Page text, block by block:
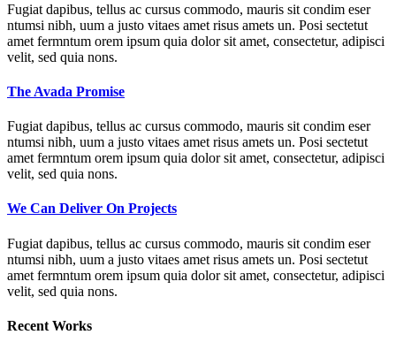
Fugiat dapibus, tellus ac cursus commodo, mauris sit condim eser
ntumsi nibh, uum a justo vitaes amet risus amets un. Posi sectetut
amet fermntum orem ipsum quia dolor sit amet, consectetur, adipisci
velit, sed quia nons.
The Avada Promise
Fugiat dapibus, tellus ac cursus commodo, mauris sit condim eser
ntumsi nibh, uum a justo vitaes amet risus amets un. Posi sectetut
amet fermntum orem ipsum quia dolor sit amet, consectetur, adipisci
velit, sed quia nons.
We Can Deliver On Projects
Fugiat dapibus, tellus ac cursus commodo, mauris sit condim eser
ntumsi nibh, uum a justo vitaes amet risus amets un. Posi sectetut
amet fermntum orem ipsum quia dolor sit amet, consectetur, adipisci
velit, sed quia nons.
Recent Works